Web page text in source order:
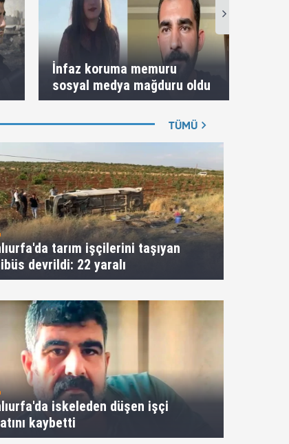
İnfaz koruma memuru
sosyal medya mağduru oldu
TÜMÜ
tarım işçilerini taşıyan
devrildi: 22 yaralı
iskeleden düşen işçi
kaybetti